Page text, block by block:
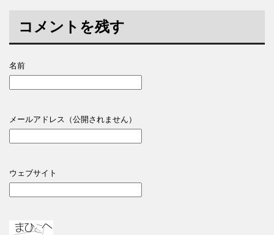
コメントを残す
名前
メールアドレス（公開されません）
ウェブサイト